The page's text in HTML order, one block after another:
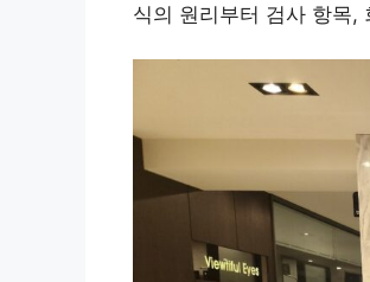
식의 원리부터 검사 항목,